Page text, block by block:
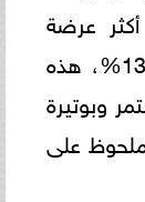
عرضة
للإصابة بنسب أعلى تصل إلى 13.03%، هذه
وبوتيرة
ملحوظ على